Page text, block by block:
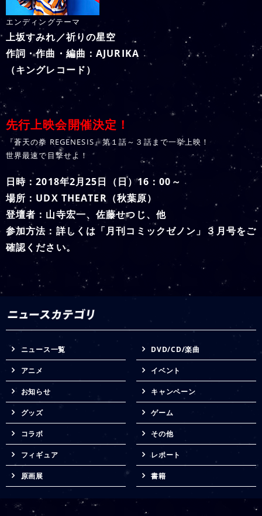
エンディングテーマ
上坂すみれ／祈りの星空
作詞・作曲・編曲：AJURIKA
（キングレコード）
先行上映会開催決定！
『蒼天の拳 REGENESIS』第１話～３話まで一挙上映！
世界最速で目撃せよ！
日時：2018年2月25日（日）16：00～
場所：UDX THEATER（秋葉原）
登壇者：山寺宏一、佐藤せつじ、他
参加方法：詳しくは「月刊コミックゼノン」３月号をご
確認ください。
ニュース一覧 DVD/CD/楽曲
アニメ イベント
お知らせ キャンペーン
グッズ ゲーム
コラボ その他
フィギュア レポート
原画展 書籍